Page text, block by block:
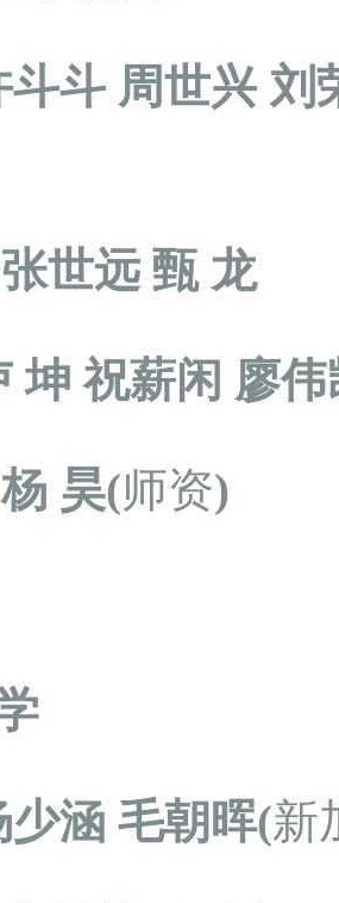
斗斗 周世兴 刘
张世远 甄 龙
坤 祝薪闲 廖
杨 昊(师资)
少涵 毛朝晖(新